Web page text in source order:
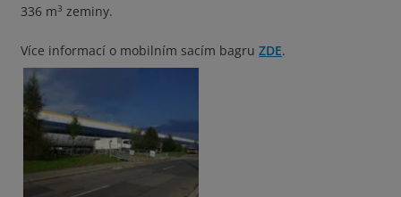
336 m3 zeminy.
Více informací o mobilním sacím bagruZDE.